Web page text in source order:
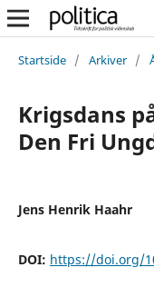
Startside / Arkiver /
Krigsdans
Den Fri
Jens Henrik Haahr
DOI: https://doi.org/